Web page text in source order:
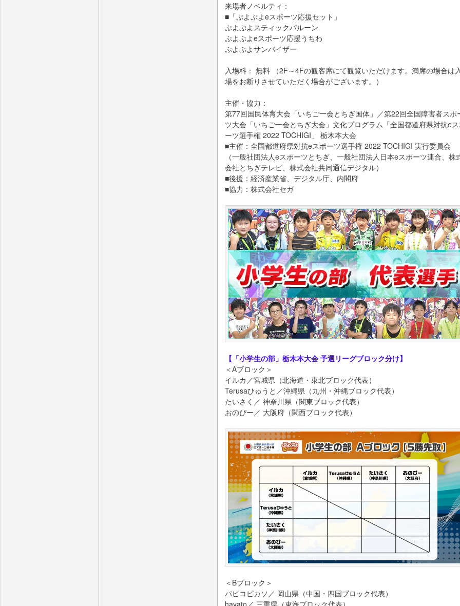
来場者ノベルティ：
■「ぷよぷよeスポーツ応援セット」
ぷよぷよスティックバルーン
ぷよぷよeスポーツ応援うちわ
ぷよぷよサンバイザー
入場料： 無料 （2F～4Fの観客席にて観覧いただけます。満席の場合は
場をお断りさせていただく場合がございます。）
主催・協力：
第77回国民体育大会「いちご一会とちぎ国体」／第22回全国障害者スポ
ツ大会「いちご一会とちぎ大会」文化プログラム「全国都道府県対抗e
ーツ選手権 2022 TOCHIGI」 栃木本大会
■主催：全国都道府県対抗eスポーツ選手権 2022 TOCHIGI 実行委員会
（一般社団法人eスポーツとちぎ、一般社団法人日本eスポーツ連合、株
会社とちぎテレビ、株式会社共同通信デジタル）
■後援：経済産業省、デジタル庁、内閣府
■協力：株式会社セガ
【「小学生の部」栃木本大会 予選リーグブロック分け】
＜Aブロック＞
イルカ／宮城県（北海道・東北ブロック代表）
Terusaひゅうと／沖縄県（九州・沖縄ブロック代表）
たいさく／ 神奈川県（関東ブロック代表）
おのぴー／ 大阪府（関西ブロック代表）
＜Bブロック＞
パピコピカソ／ 岡山県（中国・四国ブロック代表）